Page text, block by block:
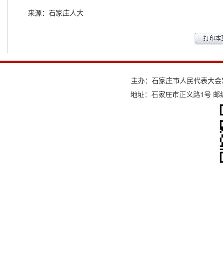
来源：石家庄人大
主办：石家庄市人民代表大
地址：石家庄市正义路1号